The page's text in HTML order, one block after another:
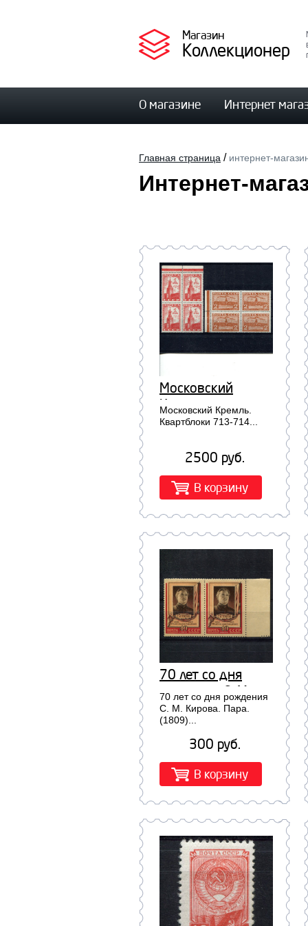
Магазин
Коллекционер
О магазине Интернет
Главная страница / интернет-
Интернет-
Московский
Кремль.
Квартблоки 713-
Московский Кремль.
Квартблоки 713-714...
2500 руб.
В корзину
70 лет со дня
рождения С. М.
Кирова. Пара.
(1809)
70 лет со дня рождения
С. М. Кирова. Пара.
(1809)...
300 руб.
В корзину